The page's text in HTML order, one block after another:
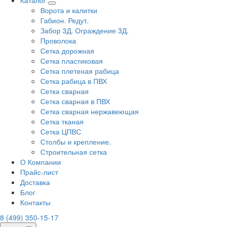
Ворота и калитки
Габион. Редут.
Забор 3Д. Ограждение 3Д.
Проволока
Сетка дорожная
Сетка пластиковая
Сетка плетеная рабица
Сетка рабица в ПВХ
Сетка сварная
Сетка сварная в ПВХ
Сетка сварная нержавеющая
Сетка тканая
Сетка ЦПВС
Столбы и крепление.
Строительная сетка
О Компании
Прайс-лист
Доставка
Блог
Контакты
8 (499) 350-15-17